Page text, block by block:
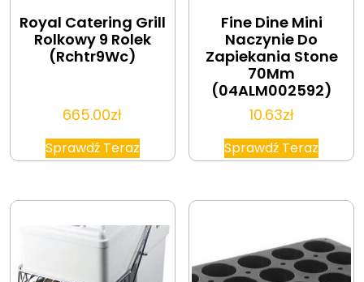
Royal Catering Grill
Rolkowy 9 Rolek
(Rchtr9Wc)
665.00zł
Sprawdź Teraz
Fine Dine Mini
Naczynie Do
Zapiekania Stone
70Mm
(04ALM002592)
10.63zł
Sprawdź Teraz